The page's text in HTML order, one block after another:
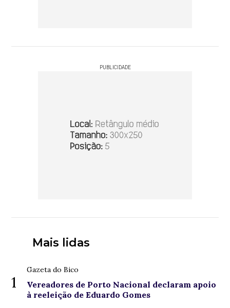
PUBLICIDADE
Mais lidas
1
Gazeta do Bico
Vereadores de Porto Nacional declaram apoio
à reeleição de Eduardo Gomes